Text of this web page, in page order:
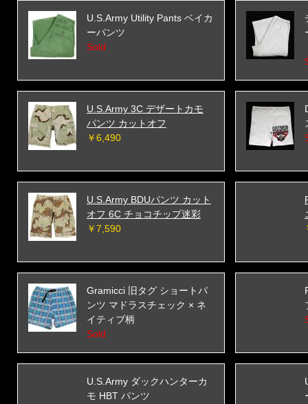
U.S.Army Utility Pants ベイカ
ーパンツ
Sold
U.S.Army 3C デザートカモ
パンツ カットオフ
￥6,490
U.S.Army BDUパンツ カット
オフ 6C チョコチップ迷彩
￥7,590
Gramicci 旧タグ ショートパ
ンツ マドラスチェック × ネ
イティブ柄
Sold
U.S.Army ダックハンターカ
モ HBT パンツ